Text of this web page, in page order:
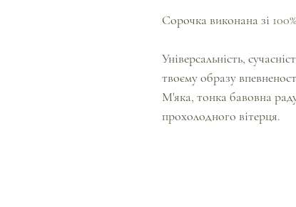
Сорочка виконана зі
Універсальність,
твоєму образу
М'яка, тонка бавовна
прохолодного вітерця.